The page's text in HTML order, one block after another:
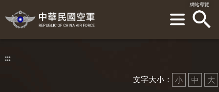
網站導覽
:::
文字大小： 小 中 大